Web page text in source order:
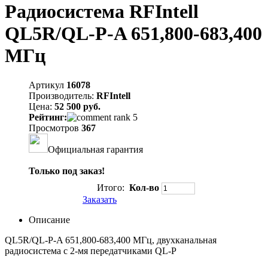
Радиосистема RFIntell
QL5R/QL-P-A 651,800-683,400
МГц
Артикул 16078
Производитель: RFIntell
Цена: 52 500 руб.
Рейтинг:
Просмотров 367
Официальная гарантия
Только под заказ!
Итого: Кол-во
Заказать
Описание
QL5R/QL-P-A 651,800-683,400 МГц, двухканальная
радиосистема с 2-мя передатчиками QL-P